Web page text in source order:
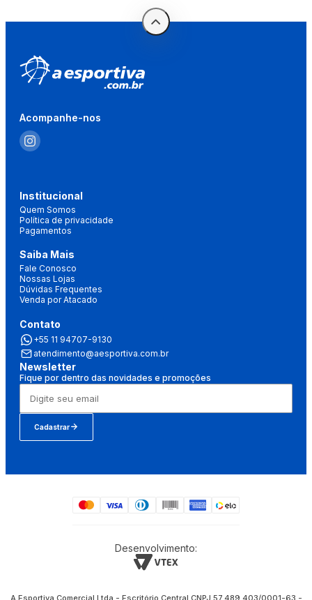
Acompanhe-nos
Institucional
Quem Somos
Política de privacidade
Pagamentos
Saiba Mais
Fale Conosco
Nossas Lojas
Dúvidas Frequentes
Venda por Atacado
Contato
+55 11 94707-9130
atendimento@aesportiva.com.br
Newsletter
Fique por dentro das novidades e promoções
Cadastrar
Desenvolvimento:
A Esportiva Comercial Ltda - Escritório Central CNPJ 57.489.403/0001-63 -